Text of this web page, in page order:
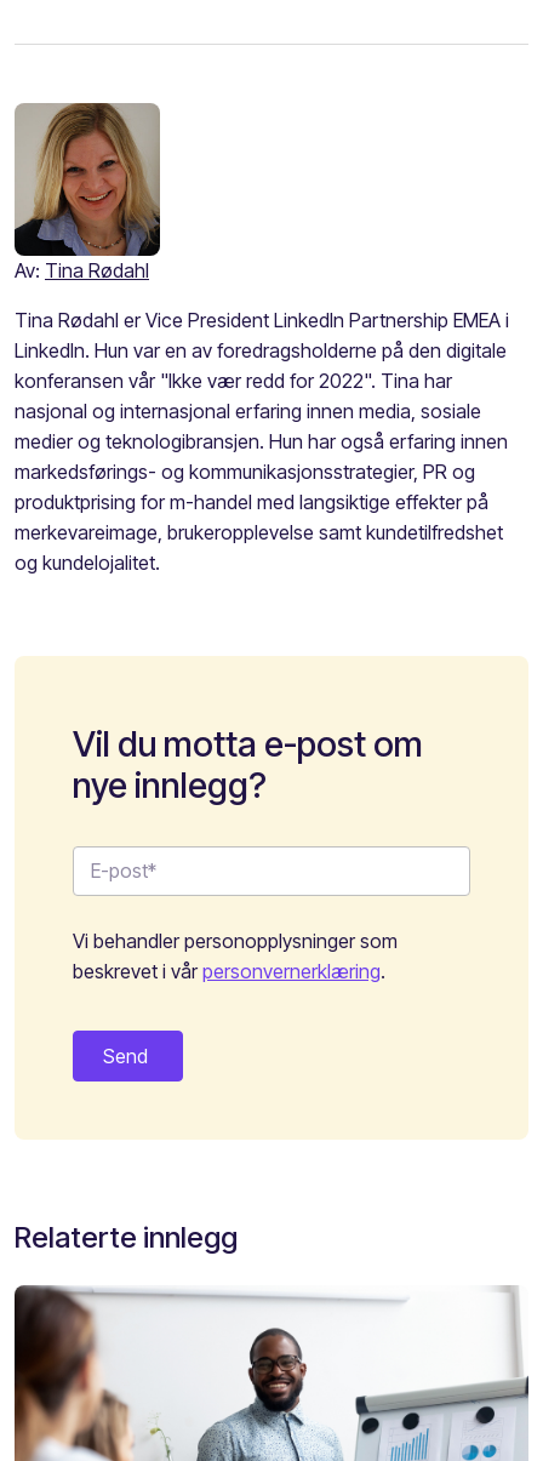
Av: Tina Rødahl
Tina Rødahl er Vice President LinkedIn Partnership EMEA i
LinkedIn. Hun var en av foredragsholderne på den digitale
konferansen vår "Ikke vær redd for 2022". Tina har
nasjonal og internasjonal erfaring innen media, sosiale
medier og teknologibransjen. Hun har også erfaring innen
markedsførings- og kommunikasjonsstrategier, PR og
produktprising for m-handel med langsiktige effekter på
merkevareimage, brukeropplevelse samt kundetilfredshet
og kundelojalitet.
Vil du motta e-post om
nye innlegg?
Vi behandler personopplysninger som
beskrevet i vårpersonvernerklæring.
Relaterte innlegg